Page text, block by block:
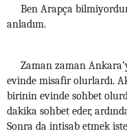
Ben Arapça
anladım.
Zaman zaman
evinde misafir olurlardı.
birinin evinde sohbet
dakika sohbet eder,
Sonra da intisab etmek